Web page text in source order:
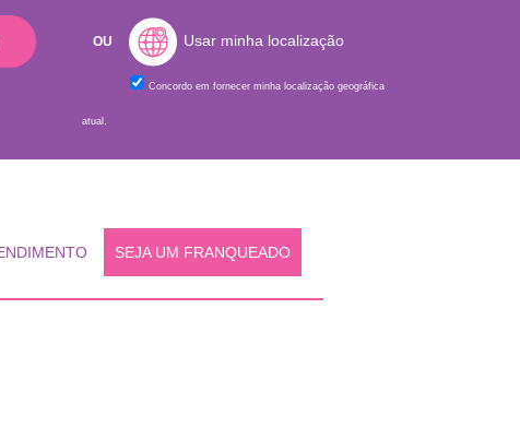
OU Usar minha localização
Concordo em fornecer minha localização geográfica
atual.
SEJA UM FRANQUEADO